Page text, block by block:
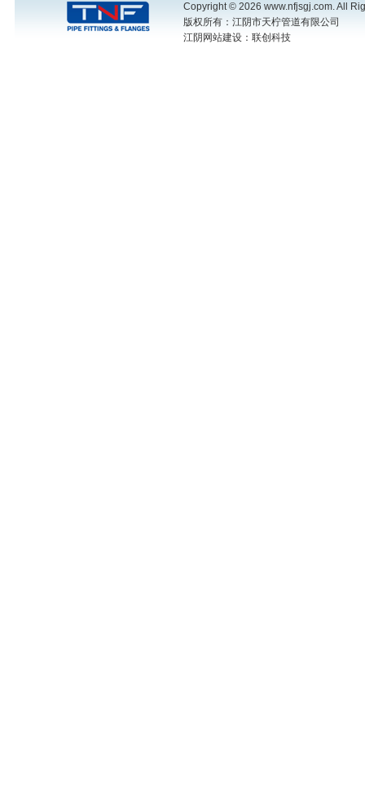
Copyright © 2026 www.nfjsgj.com. All
版权所有：江阴市天柠管道有限公司
江阴网站建设 ：联创科技